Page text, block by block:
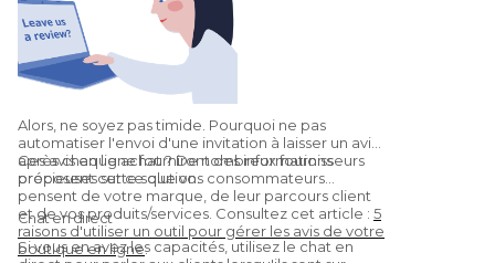
Alors, ne soyez pas timide. Pourquoi ne pas
automatiser l'envoi d'une invitation à laisser un avis
après chaque achat ? De nombreux fournisseurs
proposent cette solution.
Ces avis en ligne fourniront des informations
précieuses sur ce que vos consommateurs
pensent de votre marque, de leur parcours client
et de vos produits/services. Consultez cet article : 5
raisons d'utiliser un outil pour gérer les avis de votre
boutique en ligne.
Chat en direct
Si vous en avez les capacités, utilisez le chat en